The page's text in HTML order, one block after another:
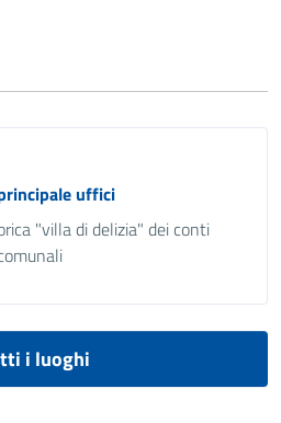
uffici
"villa di delizia" dei conti
i luoghi